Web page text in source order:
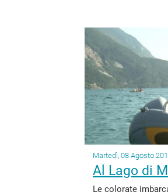
Martedì, 08 Agosto
Al Lago di
Le colorate